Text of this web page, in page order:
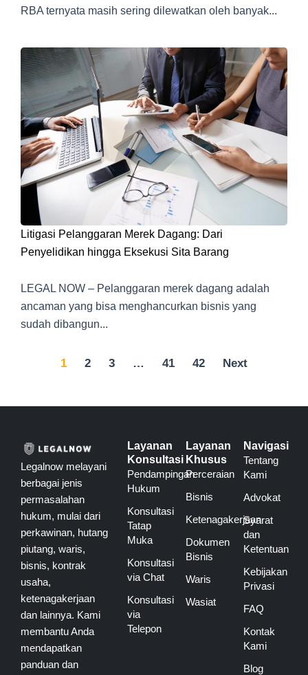
RBA ternyata masih sering dilewatkan oleh banyak...
Litigasi Pelanggaran Merek Dagang: Dari
Penyelidikan hingga Eksekusi Sita Barang
LEGAL NOW – Pelanggaran merek dagang adalah
ancaman yang bisa menghancurkan bisnis yang
sudah dibangun...
1 2 3 … 41 42 Next
Legalnow melayani
berbagai jenis
permasalahan
hukum, mulai dari
perkawinan, hutang
piutang, waris,
bisnis, kontrak
usaha,
ketenagakerjaan
dan lainnya. Kami
membantu Anda
mendapatkan
panduan dan
Layanan
Konsultasi
Pendampingan
Hukum
Konsultasi
Tatap
Muka
Konsultasi
via Chat
Konsultasi
via
Telepon
Layanan
Khusus
Perceraian
Bisnis
Ketenagakerjaan
Dokumen
Bisnis
Waris
Wasiat
Navigasi
Tentang
Kami
Advokat
Syarat
dan
Ketentuan
Kebijakan
Privasi
FAQ
Kontak
Kami
Blog